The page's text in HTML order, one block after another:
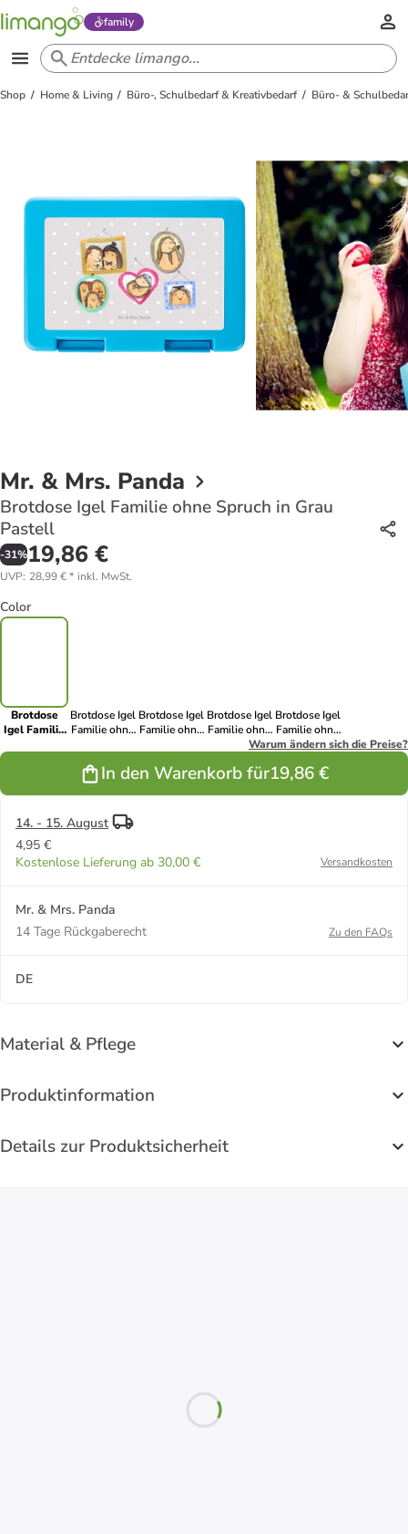
family
Shop Home & Living Büro-, Schulbedarf & Kreativbedarf Büro- &
Mr. & Mrs. Panda
Brotdose Igel Familie ohne Spruch in Grau
Pastell
-31%19,86 €
UVP: 28,99 €* inkl. MwSt.
Color
Brotdose
Igel Familie
Brotdose Igel
Familie ohne
Brotdose Igel
Familie ohne
Brotdose Igel
Familie ohne
Spruch in
Brotdose Igel
Familie ohne
Spruch in
Warum ändern sich die Preise?
In den Warenkorb für19,86 €
14. - 15. August
4,95 €
Kostenlose Lieferung ab 30,00 €
Versandkosten
Mr. & Mrs. Panda
14 Tage Rückgaberecht
Zu den FAQs
DE
Material & Pflege
Produktinformation
Details zur Produktsicherheit